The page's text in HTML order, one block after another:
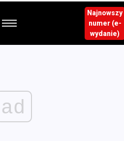
Najnowszy
numer (e-
wydanie)
ad